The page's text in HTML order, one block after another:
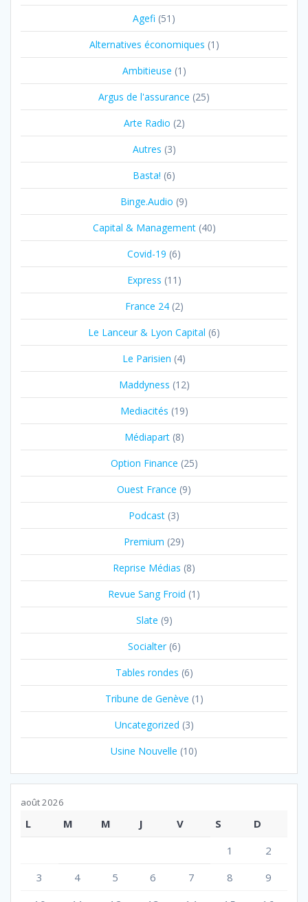
Agefi (51)
Alternatives économiques (1)
Ambitieuse (1)
Argus de l'assurance (25)
Arte Radio (2)
Autres (3)
Basta! (6)
Binge.Audio (9)
Capital & Management(40)
Covid-19 (6)
Express (11)
France 24(2)
Le Lanceur & Lyon Capital (6)
Le Parisien (4)
Maddyness (12)
Mediacités (19)
Médiapart(8)
Option Finance (25)
Ouest France (9)
Podcast (3)
Premium (29)
Reprise Médias (8)
Revue Sang Froid (1)
Slate (9)
Socialter(6)
Tables rondes (6)
Tribune de Genève (1)
Uncategorized (3)
Usine Nouvelle (10)
août 2026
L M M J V S
D
1
2
3
4 5 6 7 8
9